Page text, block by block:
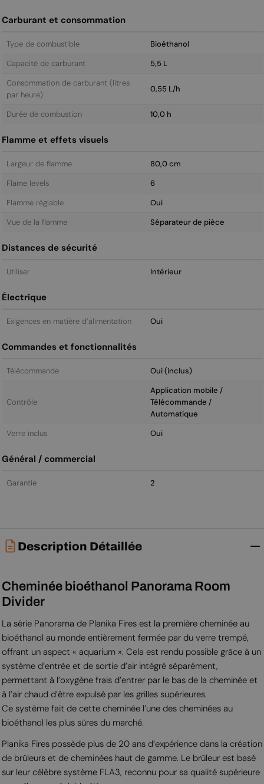
Carburant et consommation
Type de combustible
Bioéthanol
Capacité de carburant
5,5 L
Consommation de carburant (litres
par heure)
0,55 L/h
Durée de combustion 10,0 h
Flamme et effets visuels
Largeur de flamme
80,0 cm
Flame levels
6
Flamme réglable
Oui
Vue de la flamme
Séparateur de pièce
Distances de sécurité
Utiliser Intérieur
Électrique
Exigences en matière d’alimentation Oui
Commandes et fonctionnalités
Télécommande Oui (inclus)
Contrôle
Application mobile /
Télécommande /
Automatique
Verre inclus
Oui
Général / commercial
Garantie 2
Description Détaillée
Cheminée bioéthanol Panorama Room
Divider
La série Panorama de Planika Fires est la première cheminée au
bioéthanol au monde entièrement fermée par du verre trempé,
offrant un aspect « aquarium ». Cela est rendu possible grâce à un
système d’entrée et de sortie d’air intégré séparément,
permettant à l’oxygène frais d’entrer par le bas de la cheminée et
à l’air chaud d’être expulsé par les grilles supérieures.
Ce système fait de cette cheminée l’une des cheminées au
bioéthanol les plus sûres du marché.
Planika Fires possède plus de 20 ans d’expérience dans la création
de brûleurs et de cheminées haut de gamme. Le brûleur est basé
sur leur célèbre système FLA3, reconnu pour sa qualité supérieure